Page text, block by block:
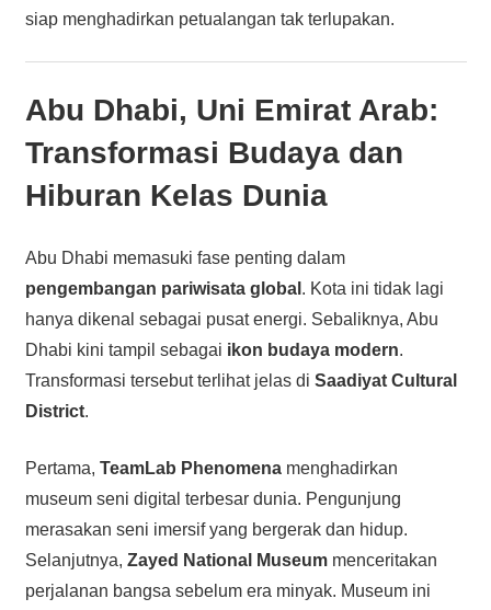
siap menghadirkan petualangan tak terlupakan.
Abu Dhabi, Uni Emirat Arab:
Transformasi Budaya dan
Hiburan Kelas Dunia
Abu Dhabi memasuki fase penting dalam
pengembangan pariwisata global . Kota ini tidak lagi
hanya dikenal sebagai pusat energi. Sebaliknya, Abu
Dhabi kini tampil sebagai ikon budaya modern.
Transformasi tersebut terlihat jelas di Saadiyat Cultural
District.
Pertama, TeamLab Phenomenamenghadirkan
museum seni digital terbesar dunia. Pengunjung
merasakan seni imersif yang bergerak dan hidup.
Selanjutnya, Zayed National Museummenceritakan
perjalanan bangsa sebelum era minyak. Museum ini